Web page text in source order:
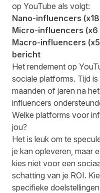
op YouTube als volgt:
Nano-influencers
Micro-influencers (x6
Macro-influencers
bericht
Het rendement op
sociale platforms. Tijd
maanden of jaren na
influencers
Welke platforms voor
jou?
Het is leuk om te
je kan opleveren, maar
kies niet voor een
schatting van je ROI.
specifieke